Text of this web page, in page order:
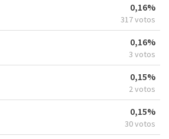
0,16%
317 votos
0,16%
3 votos
0,15%
2 votos
0,15%
30 votos